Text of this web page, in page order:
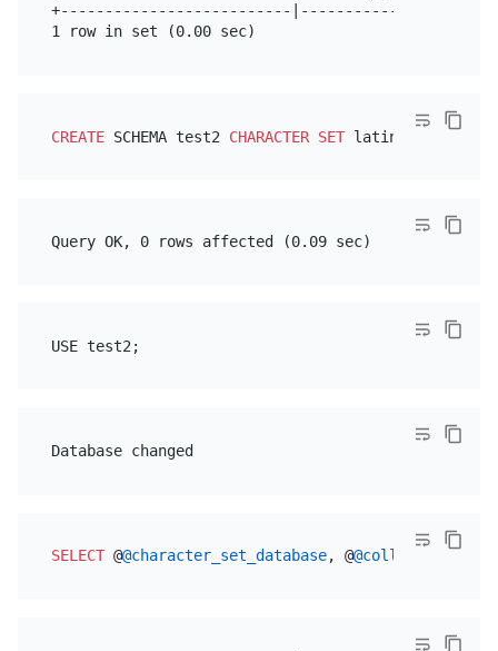
+--------------------------|----------------------
CREATE SCHEMA test2 CHARACTER SET latin1 COLLATE
SELECT @@character_set_database, @